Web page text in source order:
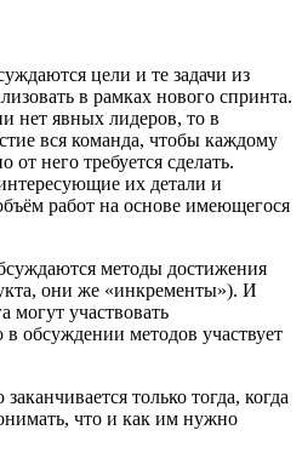
цели и те задачи из
в рамках нового спринта.
нет явных лидеров, то в
вся команда, чтобы каждому
него требуется сделать.
их детали и
работ на основе имеющегося
методы достижения
они же «инкременты»). И
могут участвовать
в обсуждении методов участвует
только тогда, когда
что и как им нужно